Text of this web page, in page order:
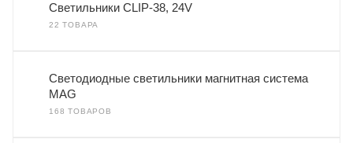
Светильники CLIP-38, 24V
22 ТОВАРА
Светодиодные светильники магнитная система
MAG
168 ТОВАРОВ